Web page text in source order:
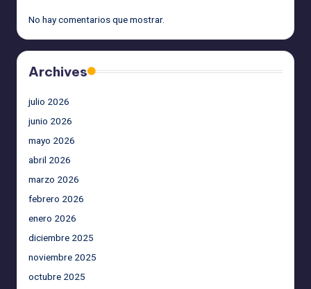
No hay comentarios que mostrar.
Archives
julio 2026
junio 2026
mayo 2026
abril 2026
marzo 2026
febrero 2026
enero 2026
diciembre 2025
noviembre 2025
octubre 2025